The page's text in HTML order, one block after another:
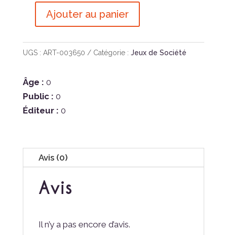
quantité
Scrabble
Ajouter au panier
UGS : ART-003650 Catégorie : Jeux de Société
Âge : 0
Public : 0
Éditeur : 0
Avis (0)
Avis
Il n’y a pas encore d’avis.